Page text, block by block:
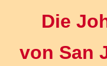
Die
von San